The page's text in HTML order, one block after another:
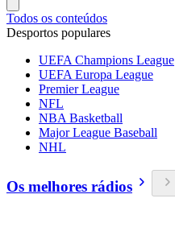
Todos os conteúdos
Desportos populares
UEFA Champions League
UEFA Europa League
Premier League
NFL
NBA Basketball
Major League Baseball
NHL
Os melhores rádios